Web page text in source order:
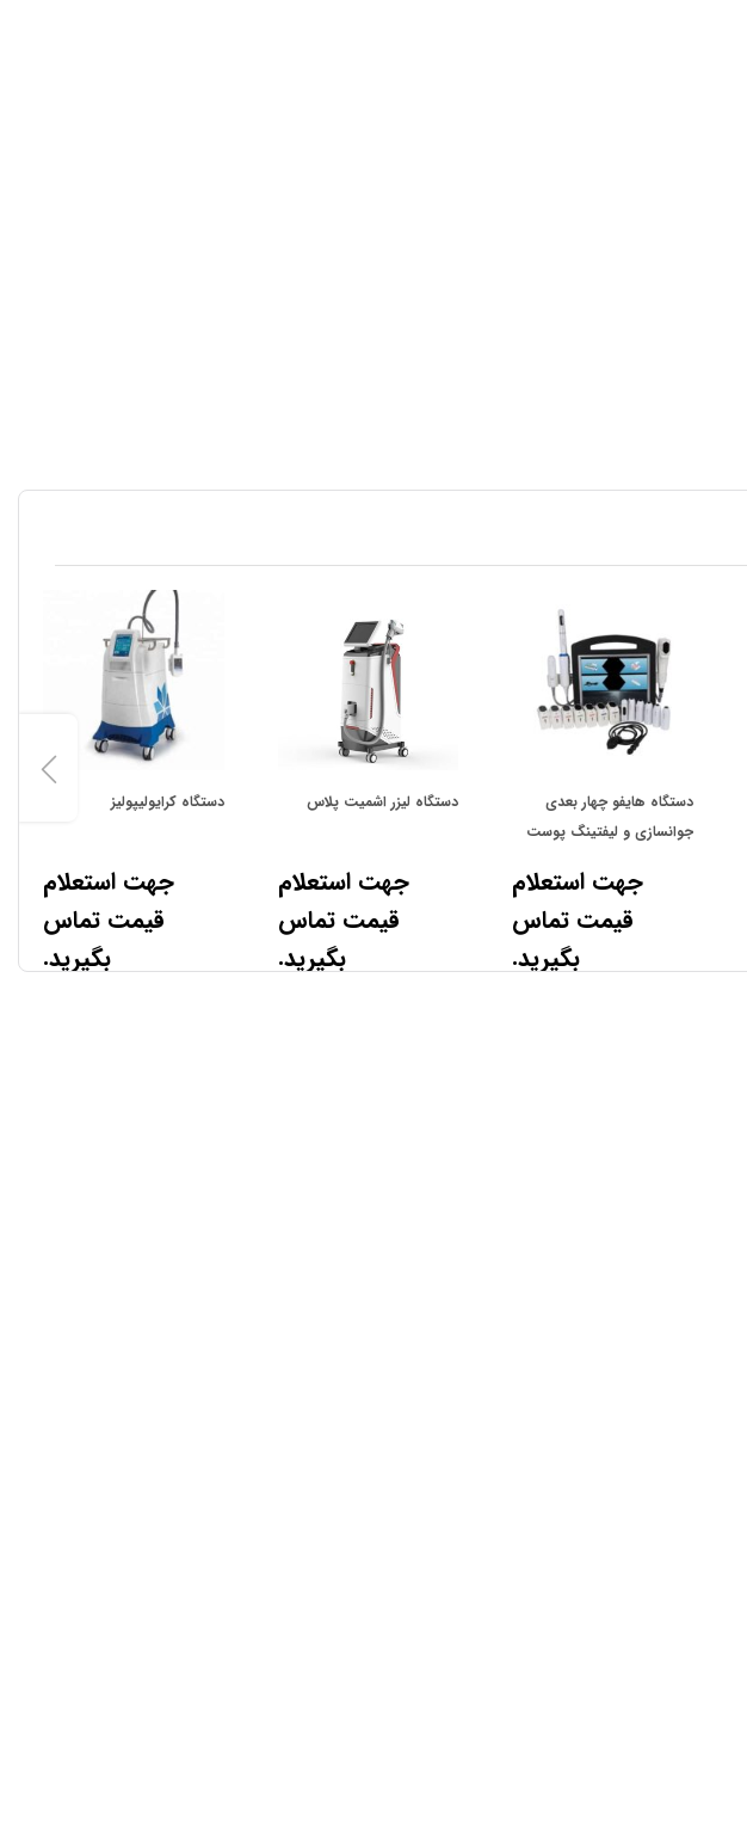
دستگاه هایفو چهار بعدی
جوانسازی و لیفتینگ پوست
جهت استعلام
قیمت تماس
بگیرید.
دستگاه لیزر اشمیت پلاس
جهت استعلام
قیمت تماس
بگیرید.
دستگاه کرایولیپولیز
جهت استعلام
قیمت تماس
بگیرید.